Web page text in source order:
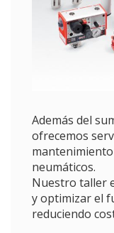
Además del
ofrecemos
neumáticos.
Nuestro taller
y optimizar el
reduciendo